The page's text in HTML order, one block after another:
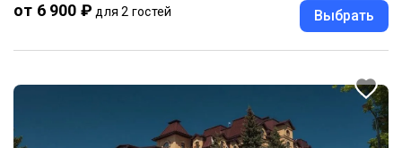
от 6 900 ₽ для 2 гостей Выбрать